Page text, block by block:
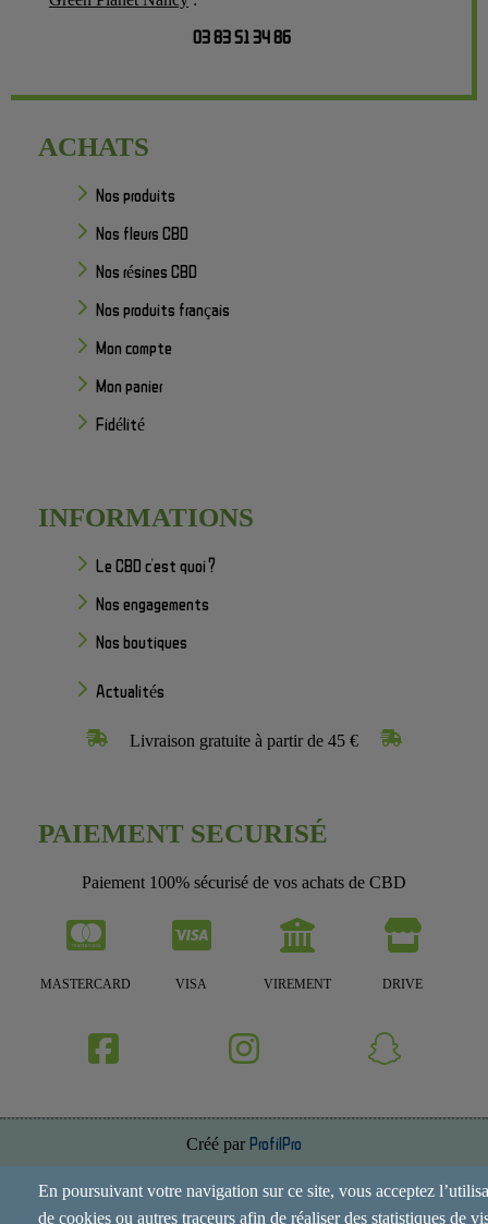
En poursuivant votre navigation sur ce site, vous acceptez
de cookies ou autres traceurs afin de réaliser des statistiques de
03 83 51 34 86
ACHATS
Nos produits
Nos fleurs CBD
Nos résines CBD
Nos produits français
Mon compte
Mon panier
Fidélité
INFORMATIONS
Le CBD c'est quoi ?
Nos engagements
Nos boutiques
Actualités
Livraison gratuite à partir de 45 €
PAIEMENT SECURISÉ
Paiement 100% sécurisé de vos achats de CBD
MASTERCARD VISA VIREMENT DRIVE
Créé par ProfilPro
Annuaire de site
Mentions Légales